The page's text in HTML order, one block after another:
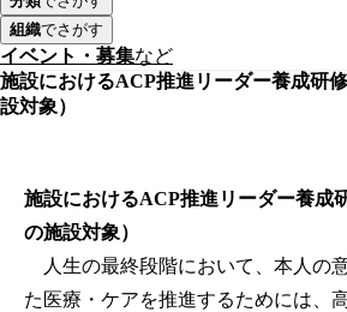
組織でさがす
イベント・募集など
施設におけるACP推進リーダー養成研
設対象）
施設におけるACP推進リーダー養成
の施設対象）
人生の最終段階において、本人の
た医療・ケアを推進するためには、